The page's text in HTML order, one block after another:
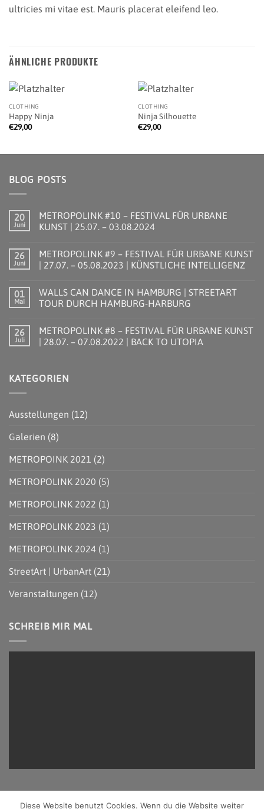
ultricies mi vitae est. Mauris placerat eleifend leo.
ÄHNLICHE PRODUKTE
CLOTHING
Happy Ninja
€29,00
CLOTHING
Ninja Silhouette
€29,00
BLOG POSTS
20
Juni
METROPOLINK #10 – FESTIVAL FÜR URBANE
KUNST | 25.07. – 03.08.2024
zu
METROPOLINK
#10
FÜR
URBANE
KUNST
–
03.08.2024
26
Juni
METROPOLINK #9 – FESTIVAL FÜR URBANE KUNST
| 27.07. – 05.08.2023 | KÜNSTLICHE INTELLIGENZ
zu
METROPOLINK
#9
FÜR
URBANE
KUNST
05.08.2023
01
Mai
WALLS CAN DANCE IN HAMBURG | STREETART
TOUR DURCH HAMBURG-HARBURG
zu
WALLS
CAN
HARBURG
26
Juli
METROPOLINK #8 – FESTIVAL FÜR URBANE KUNST
| 28.07. – 07.08.2022 | BACK TO UTOPIA
METROPOLINK
URBANE
28.07.
|
TO
UTOPIA
KATEGORIEN
Ausstellungen (12)
Galerien (8)
METROPOINK 2021 (2)
METROPOLINK 2020 (5)
METROPOLINK 2022 (1)
METROPOLINK 2023 (1)
METROPOLINK 2024 (1)
StreetArt | UrbanArt (21)
Veranstaltungen (12)
SCHREIB MIR MAL
Diese Website benutzt Cookies. Wenn du die Website weiter